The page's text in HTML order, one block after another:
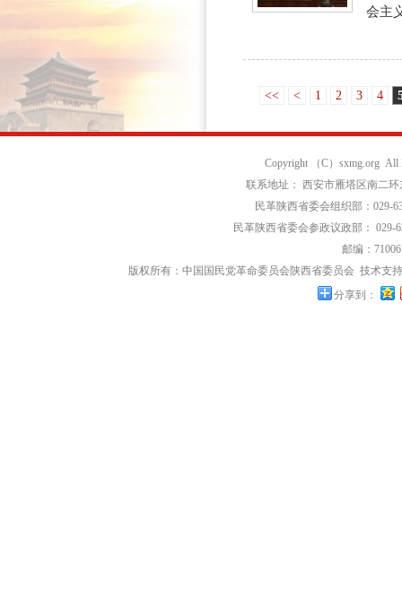
会主
<< < 1 2 3 4
Copyright （C）sxmg.org All
联系地址： 西安市雁塔区南二
民革陕西省委会组织部：029-
民革陕西省委会参政议政部： 029-
邮编：
版权所有：中国国民党革命委员会陕西省委员会 技术支
分享到：